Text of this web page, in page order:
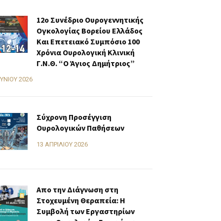
12ο Συνέδριο Ουρογεννητικής
Ογκολογίας Βορείου Ελλάδος
Και Επετειακό Συμπόσιο 100
Χρόνια Ουρολογική Κλινική
Γ.Ν.Θ. “Ο Άγιος Δημήτριος”
2026
Σύχρονη Προσέγγιση
Ουρολογικών Παθήσεων
13 ΑΠΡΙΛΊΟΥ 2026
Απο την Διάγνωση στη
Στοχευμένη Θεραπεία: Η
Συμβολή των Εργαστηρίων